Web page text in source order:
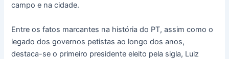
campo e na cidade.
Entre os fatos marcantes na história do PT, assim como o
legado dos governos petistas ao longo dos anos,
destaca-se o primeiro presidente eleito pela sigla, Luiz